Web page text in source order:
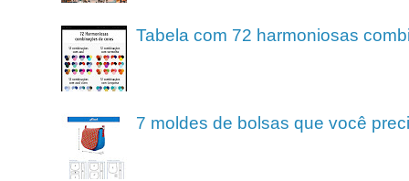
Tabela com 72 harmoniosas
7 moldes de bolsas que você